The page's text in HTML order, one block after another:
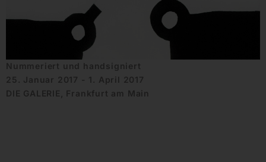
Nummeriert und handsigniert
25. Januar 2017 - 1. April 2017
DIE GALERIE, Frankfurt am Main